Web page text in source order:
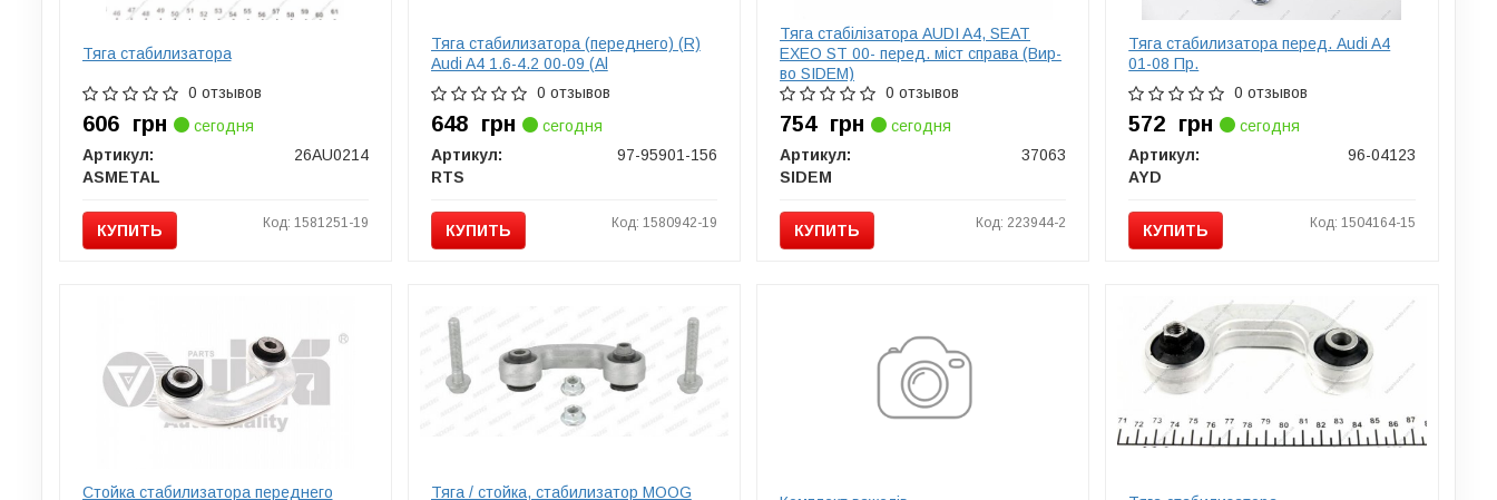
Тяга стабилизатора
0 отзывов
606 грн
сегодня
Артикул:
26AU0214
ASMETAL
КУПИТЬ Код: 1581251-19
Тяга стабилизатора (переднего) (R)
Audi A4 1.6-4.2 00-09 (Al
0 отзывов
648 грн
сегодня
Артикул:
97-95901-156
RTS
КУПИТЬ Код: 1580942-19
Тяга стабілізатора AUDI A4, SEAT
EXEO ST 00- перед. міст справа (Вир-
во SIDEM)
0 отзывов
754 грн
сегодня
Артикул:
37063
SIDEM
КУПИТЬ Код: 223944-2
Тяга стабилизатора перед. Audi A4
01-08 Пр.
0 отзывов
572 грн
сегодня
Артикул:
96-04123
AYD
КУПИТЬ Код: 1504164-15
Стойка стабилизатора переднего
Тяга / стойка, стабилизатор MOOG